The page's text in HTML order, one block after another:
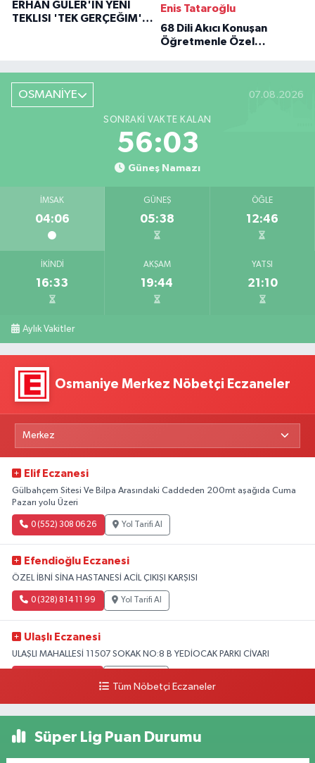
ERHAN GÜLER'IN YENI
TEKLISI 'TEK GERÇEĞIM'LE
Enis Tataroğlu
68 Dili Akıcı Konuşan
Öğretmenle Özel
OSMANİYE 07.08.2026
SONRAKI VAKTE KALAN
56:02
Güneş Namazı
İMSAK
04:06
GÜNEŞ
05:38
ÖĞLE
12:46
İKINDI
16:33
AKŞAM
19:44
YATSI
21:10
Aylık Vakitler
Osmaniye Merkez Nöbetçi Eczaneler
Elif Eczanesi
Gülbahçem Sitesi Ve Bilpa Arasındaki Caddeden 200mt aşağıda Cuma
Pazarı yolu Üzeri
0 (552) 308 06 26 Yol Tarifi Al
Efendioğlu Eczanesi
ÖZEL İBNİ SİNA HASTANESİ ACİL ÇIKIŞI KARŞISI
0 (328) 814 11 99 Yol Tarifi Al
Ulaşlı Eczanesi
ULAŞLI MAHALLESİ 11507 SOKAK NO:8 B YEDİOCAK PARKI CİVARI
Tüm Nöbetçi Eczaneler
Süper Lig Puan Durumu